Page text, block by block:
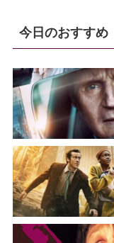
今日のおすすめ